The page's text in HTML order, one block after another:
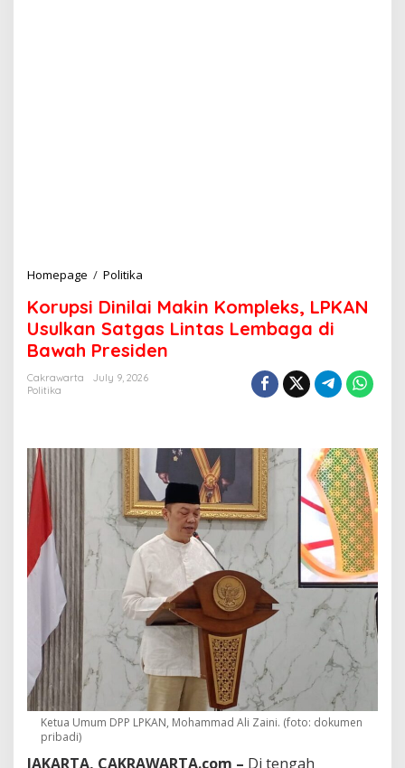
Homepage / Politika
r
u
p
s
i
l
i
M
a
i
n
K
o
m
p
e
k
s
,
L
K
Korupsi Dinilai Makin Kompleks, LPKAN
Usulkan Satgas Lintas Lembaga di
Bawah Presiden
Cakrawarta
July 9, 2026
Politika
Ketua Umum DPP LPKAN, Mohammad Ali Zaini. (foto: dokumen
pribadi)
JAKARTA, CAKRAWARTA.com – Di tengah